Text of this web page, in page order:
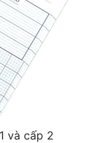
và cấp 2